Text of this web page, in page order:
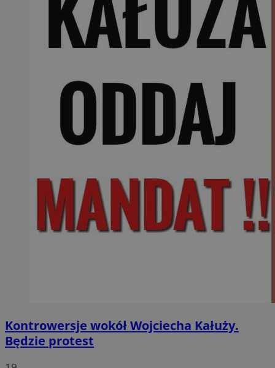
Kontrowersje wokół Wojciecha Kałuży.
Będzie protest